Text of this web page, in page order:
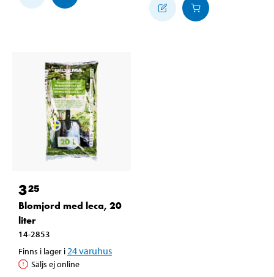
325
Blomjord med leca, 20
liter
14-2853
Finns i lager i 24varuhus
Säljs ej online